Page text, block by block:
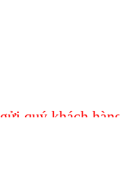
quý khách hàng,